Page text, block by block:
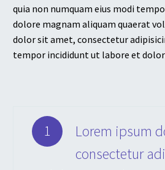
quia non numquam eius modi
dolore magnam aliquam quaerat
dolor sit amet, consectetur
tempor incididunt ut labore et
1
Lorem ipsum
consectetur